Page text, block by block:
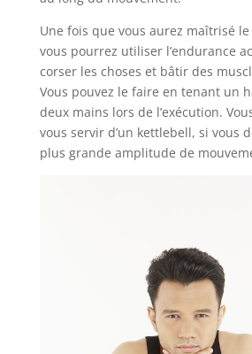
Une fois que vous aurez maîtrisé
vous pourrez utiliser l’endurance
corser les choses et bâtir des
Vous pouvez le faire en tenant un
deux mains lors de l’exécution.
vous servir d’un kettlebell, si vous
plus grande amplitude de